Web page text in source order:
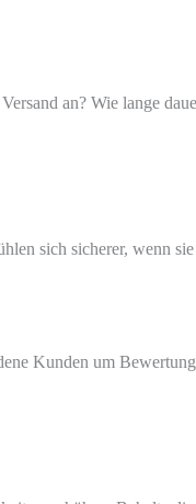
an? Wie lange
sich sicherer, wenn
Kunden um